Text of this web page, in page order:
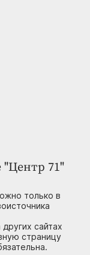
"Центр 71"
только в
сайтах
страницу